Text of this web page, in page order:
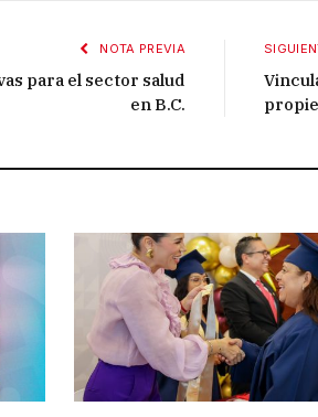
NOTA PREVIA
para el sector salud
en B.C.